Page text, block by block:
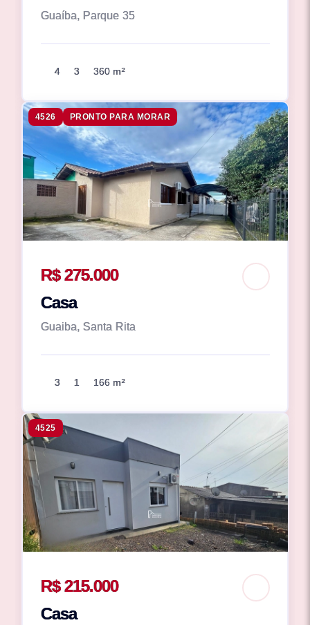
Guaíba, Parque 35
4 3 360 m²
4526 PRONTO PARA MORAR
R$ 275.000
Casa
Guaiba, Santa Rita
3 1 166 m²
4525
R$ 215.000
Casa